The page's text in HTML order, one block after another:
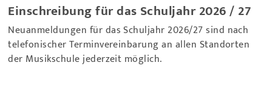
Einschreibung für das Schuljahr 2026 / 27
Neuanmeldungen für das Schuljahr 2026/27 sind nach
telefonischer Terminvereinbarung an allen Standorten
der Musikschule jederzeit möglich.